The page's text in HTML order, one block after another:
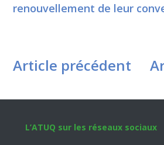
renouvellement de leur
Article précédent
Footer
L’ATUQ sur les réseaux sociaux